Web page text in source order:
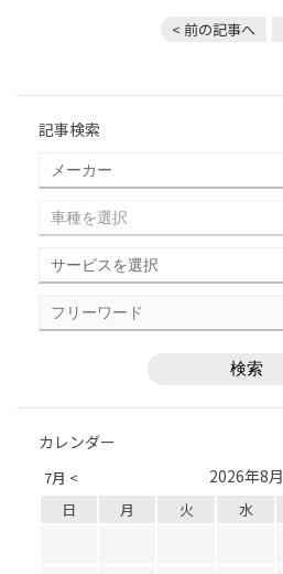
< 前の記事へ
記事検索
カレンダー
7月 < 2026年8月
日 月 火 水